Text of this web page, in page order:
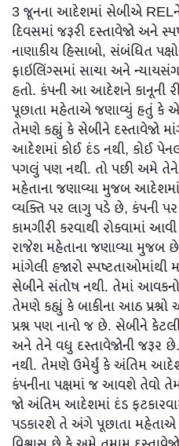
3 જૂનના આદેશમાં સેબીએ
દિવસમાં જરૂરી દસ્તાવેજો અને
નાણાકીય હિસાબો, સંબંધિત
ફાઇલિંગ્સમાં સાચા અને
હતો. કંપની આ આદેશને કાનૂની
પૂછાતા મહેતાએ જણાવ્યું હતું કે
તેમણે કહ્યું કે સેબીને દસ્તાવેજો
આદેશમાં કોઈ દંડ નથી, કોઈ
પગલું પણ નથી. તો પછી અમે તેને
મહેતાના જણાવ્યા મુજબ આદેશમાં
વ્યક્તિ પર લાગુ પડે છે, કંપની પર
કામગીરી કરવાથી રોકવામાં
રાજેશ મહેતાના જણાવ્યા મુજબ
માંગેલી હજારો સ્પષ્ટતાઓમાંથી
સેબીને સંતોષ નથી. તેમાં આવકનો
તેમણે કહ્યું કે બાકીના આઠ
પ્રશ્ન પણ નાનો જ છે. સેબીને
અને તેને વધુ દસ્તાવેજોની જરૂર
નથી. તેમણે ઉમેર્યું કે અંતિમ
કંપનીના પક્ષમાં જ આવશે તેવો
જો અંતિમ આદેશમાં દંડ
પડકારશે તે અંગે પૂછાતા